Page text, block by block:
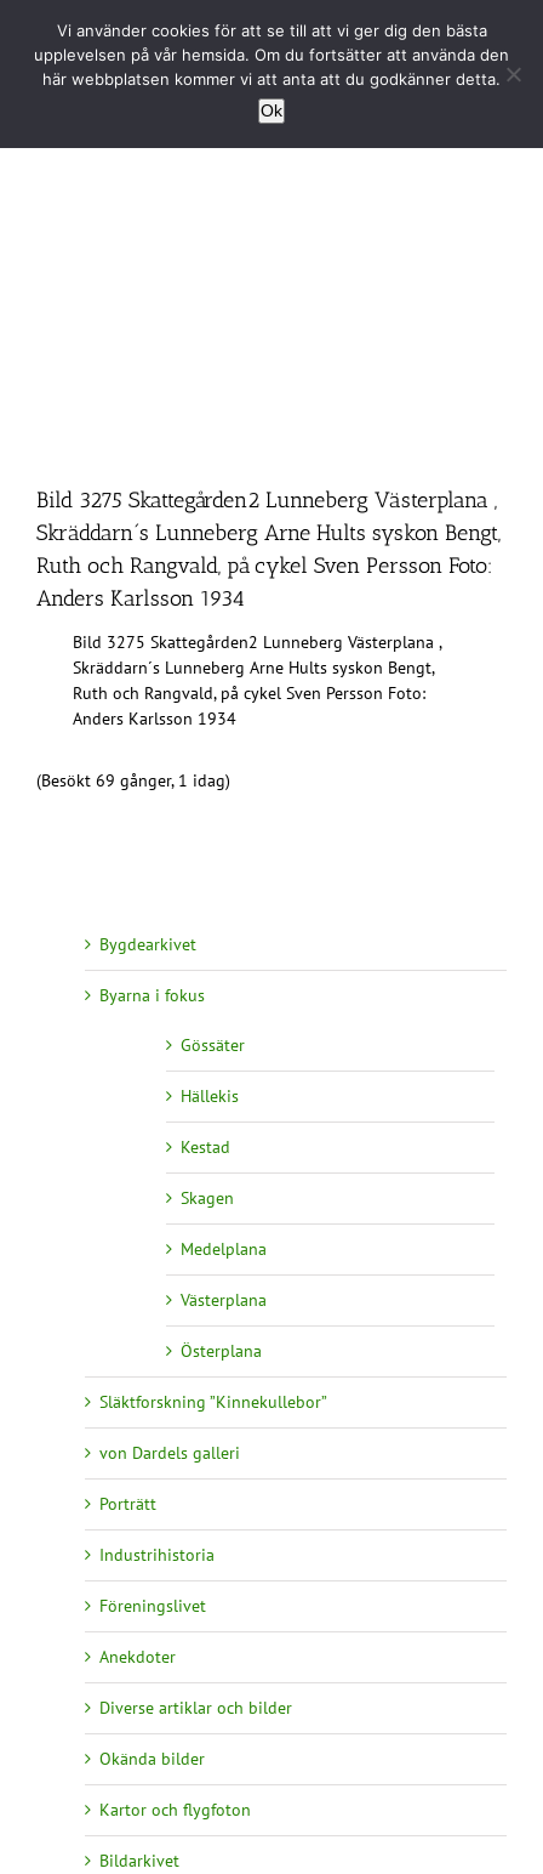
innehållet
Bild 3275 Skattegården2 Lunneberg Västerplana ,
Skräddarn´s Lunneberg Arne Hults syskon Bengt,
Ruth och Rangvald, på cykel Sven Persson Foto:
Anders Karlsson 1934
Bild 3275 Skattegården2 Lunneberg Västerplana ,
Skräddarn´s Lunneberg Arne Hults syskon Bengt,
Ruth och Rangvald, på cykel Sven Persson Foto:
Anders Karlsson 1934
(Besökt 69 gånger, 1 idag)
Bygdearkivet
Byarna i fokus
Gössäter
Hällekis
Kestad
Skagen
Medelplana
Västerplana
Österplana
Släktforskning ”Kinnekullebor”
von Dardels galleri
Porträtt
Industrihistoria
Föreningslivet
Anekdoter
Diverse artiklar och bilder
Okända bilder
Kartor och flygfoton
Bildarkivet
Vi använder cookies för att se till att vi ger dig den bästa
upplevelsen på vår hemsida. Om du fortsätter att använda den
här webbplatsen kommer vi att anta att du godkänner detta.
Ok